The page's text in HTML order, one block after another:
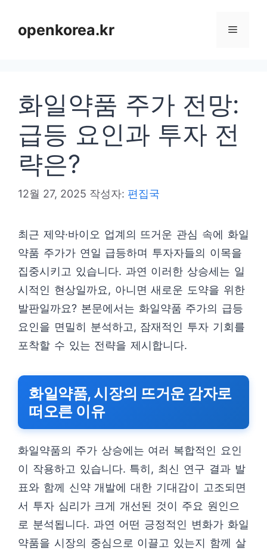
openkorea.kr 메
화일약품 주가 전망:
급등 요인과 투자 전
략은?
12월 27, 2025 작성자: 편집국
최근 제약·바이오 업계의 뜨거운 관심 속에 화일
약품 주가가 연일 급등하며 투자자들의 이목을
집중시키고 있습니다. 과연 이러한 상승세는 일
시적인 현상일까요, 아니면 새로운 도약을 위한
발판일까요? 본문에서는 화일약품 주가의 급등
요인을 면밀히 분석하고, 잠재적인 투자 기회를
포착할 수 있는 전략을 제시합니다.
화일약품, 시장의 뜨거운 감자로
떠오른 이유
화일약품의 주가 상승에는 여러 복합적인 요인
이 작용하고 있습니다. 특히, 최신 연구 결과 발
표와 함께 신약 개발에 대한 기대감이 고조되면
서 투자 심리가 크게 개선된 것이 주요 원인으
로 분석됩니다. 과연 어떤 긍정적인 변화가 화일
약품을 시장의 중심으로 이끌고 있는지 함께 살